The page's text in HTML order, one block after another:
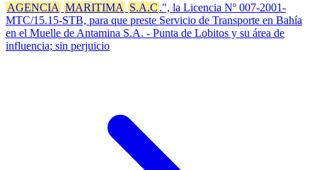
AGENCIA MARITIMA S.A.C .", la Licencia Nº 007-2001-
MTC/15.15-STB, para que preste Servicio de Transporte en Bahía
en el Muelle de Antamina S.A. - Punta de Lobitos y su área de
influencia; sin perjuicio